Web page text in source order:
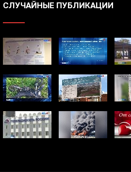
СЛУЧАЙНЫЕ ПУБЛИКАЦИИ